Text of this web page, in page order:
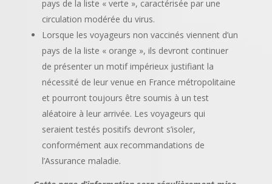
pays de la liste « verte », caractérisée par une
circulation modérée du virus.
Lorsque les voyageurs non vaccinés viennent d’un
pays de la liste « orange », ils devront continuer
de présenter un motif impérieux justifiant la
nécessité de leur venue en France métropolitaine
et pourront toujours être soumis à un test
aléatoire à leur arrivée. Les voyageurs qui
seraient testés positifs devront s’isoler,
conformément aux recommandations de
l’Assurance maladie.